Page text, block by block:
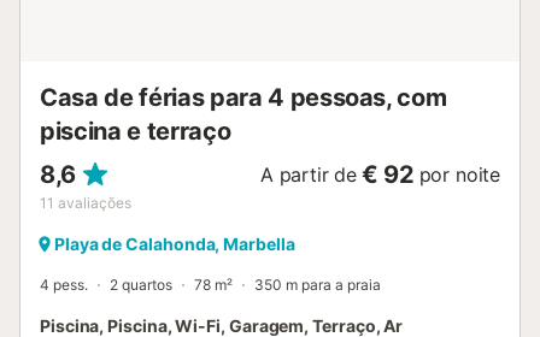
Casa de férias para 4 pessoas, com
piscina e terraço
8,6
11 avaliações
A partir de € 92 por noite
Playa de Calahonda, Marbella
4 pess. 2 quartos 78 m² 350 m para a praia
Piscina, Piscina, Wi-Fi, Garagem, Terraço, Ar